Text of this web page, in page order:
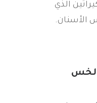
الذي
الأسنان.
الخس